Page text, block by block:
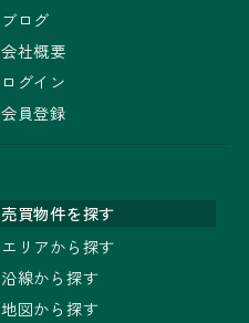
ブログ
会社概要
ログイン
会員登録
売買物件を探す
エリアから探す
沿線から探す
地図から探す